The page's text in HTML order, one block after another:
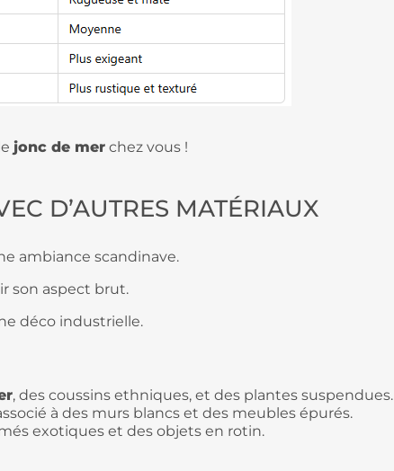
jonc de mer chez vous !
D’AUTRES MATÉRIAUX
ambiance scandinave.
son aspect brut.
déco industrielle.
, des coussins ethniques, et des plantes suspendues.
à des murs blancs et des meubles épurés.
exotiques et des objets en rotin.